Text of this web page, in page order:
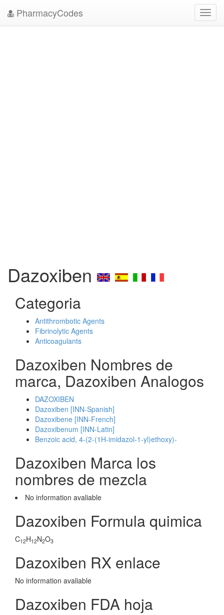
PharmacyCodes
Dazoxiben
Categoria
Antithrombotic Agents
Fibrinolytic Agents
Anticoagulants
Dazoxiben Nombres de
marca, Dazoxiben Analogos
DAZOXIBEN
Dazoxiben [INN-Spanish]
Dazoxibene [INN-French]
Dazoxibenum [INN-Latin]
Benzoic acid, 4-(2-(1H-imidazol-1-yl)ethoxy)-
Dazoxiben Marca los
nombres de mezcla
No information avaliable
Dazoxiben Formula quimica
C12H12N2O3
Dazoxiben RX enlace
No information avaliable
Dazoxiben FDA hoja